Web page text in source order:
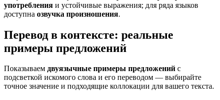
употребления и устойчивые выражения; для ряда языков
доступна озвучка произношения.
Перевод в контексте: реальные
примеры предложений
Показываем двуязычные примеры предложений с
подсветкой искомого слова и его переводом — выбирайте
точное значение и подходящие коллокации для вашего текста.